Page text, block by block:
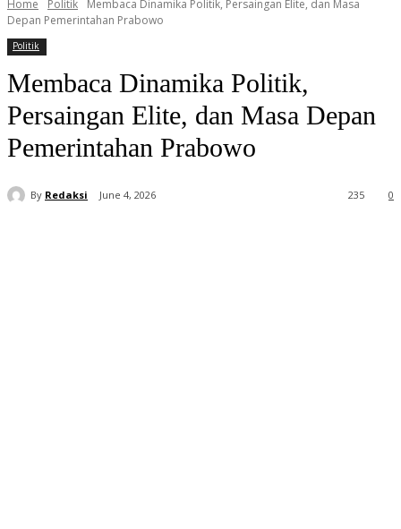
Home Politik
Membaca Dinamika Politik, Persaingan Elite, dan Masa
Depan Pemerintahan Prabowo
Politik
Membaca Dinamika Politik,
Persaingan Elite, dan Masa Depan
Pemerintahan Prabowo
By Redaksi June 4, 2026 0
235